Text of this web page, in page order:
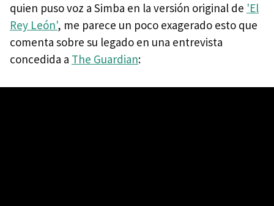
quien puso voz a Simba en la versión original de 'El
Rey León', me parece un poco exagerado esto que
comenta sobre su legado en una entrevista
concedida a The Guardian: